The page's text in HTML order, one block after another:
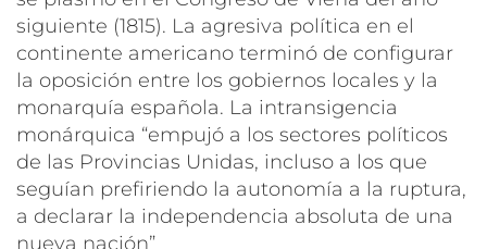
siguiente (1815). La agresiva política en el
continente americano terminó de configurar
la oposición entre los gobiernos locales y la
monarquía española. La intransigencia
monárquica “empujó a los sectores políticos
de las Provincias Unidas, incluso a los que
seguían prefiriendo la autonomía a la ruptura,
a declarar la independencia absoluta de una
nueva nación”